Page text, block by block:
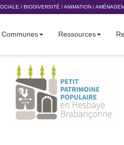
/ BIODIVERSITÉ /ANIMATION /
Ressources